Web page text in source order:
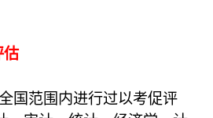
估
国范围内进行过以考促评